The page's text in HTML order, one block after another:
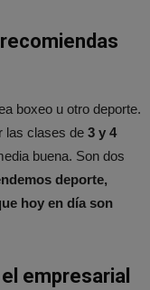
boxeo u otro deporte.
las clases de 3 y 4
buena. Son dos
deporte,
hoy en día son
empresarial